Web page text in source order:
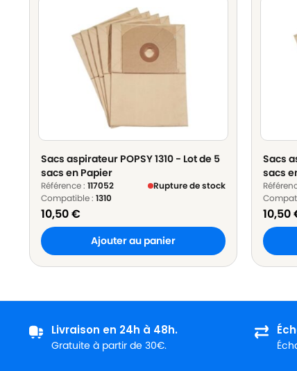
Sacs aspirateur POPSY 1310 - Lot de 5
sacs en Papier
Référence : 117052
Rupture de stock
Compatible : 1310
10,50€
Ajouter au panier
Sacs
sacs
10,50
Livraison en 24h à 48h.
Gratuite à partir de 30€.